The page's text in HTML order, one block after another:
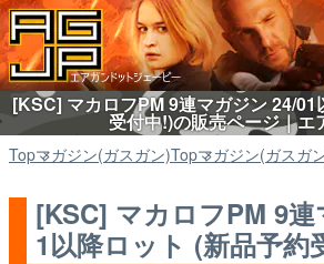
[KSC] マカロフPM 9連マガジン 24/01
受付中!)の販売ページ｜エ
Topマガジン(ガスガン)Topマガジン(ガスガ
[KSC] マカロフPM 9
1以降ロット (新品予約